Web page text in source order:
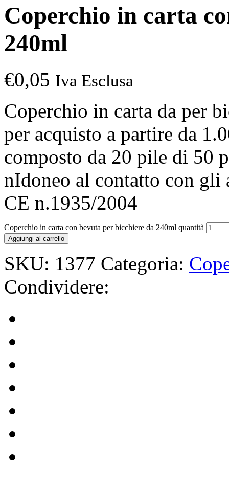
Coperchio in carta
240ml
€0,05 Iva Esclusa
Coperchio in carta da per
per acquisto a partire da
composto da 20 pile di 50
nIdoneo al contatto con gli
CE n.1935/2004
Coperchio in carta con bevuta per bicchiere da 240ml quantità
Aggiungi al carrello
SKU: 1377 Categoria:
Condividere: